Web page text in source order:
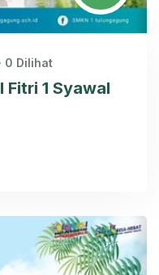
0 Dilihat
Fitri 1 Syawal